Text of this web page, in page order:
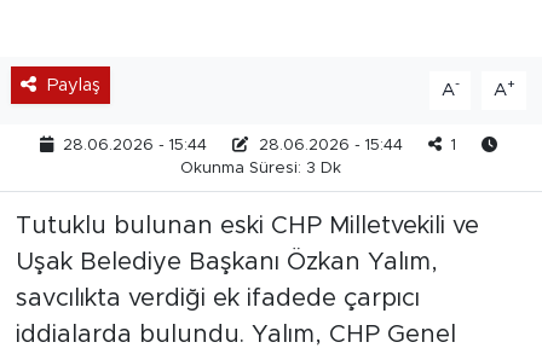
Paylaş A- A+
28.06.2026 - 15:44 28.06.2026 - 15:44
1
Okunma Süresi: 3 Dk
Tutuklu bulunan eski CHP Milletvekili ve
Uşak Belediye Başkanı Özkan Yalım,
savcılıkta verdiği ek ifadede çarpıcı
iddialarda bulundu. Yalım, CHP Genel